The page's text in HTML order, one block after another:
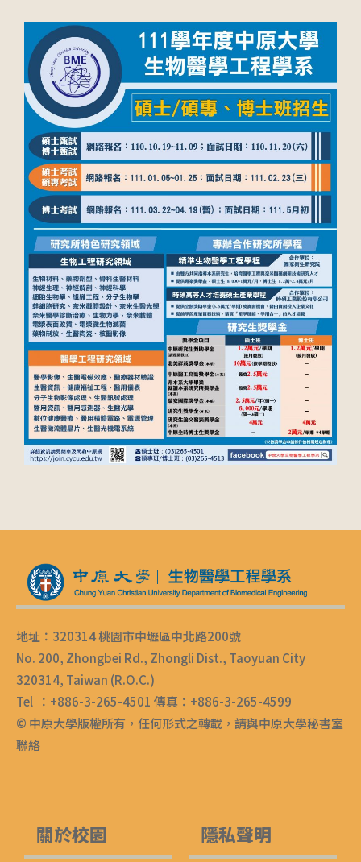
地址：320314 桃園市中壢區中北路200號
No. 200, Zhongbei Rd., Zhongli Dist., Taoyuan City
320314, Taiwan (R.O.C.)
Tel ：+886-3-265-4501 傳真：+886-3-265-4599
© 中原大學版權所有，任何形式之轉載，請與中原大學秘書室
聯絡
關於校園 隱私聲明